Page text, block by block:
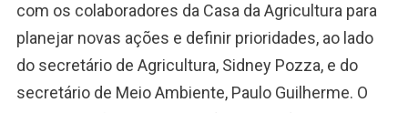
com os colaboradores da Casa da Agricultura para
planejar novas ações e definir prioridades, ao lado
do secretário de Agricultura, Sidney Pozza, e do
secretário de Meio Ambiente, Paulo Guilherme. O